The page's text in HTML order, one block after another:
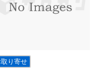
取り寄せ